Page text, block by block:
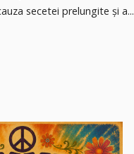
secetei prelungite și a...